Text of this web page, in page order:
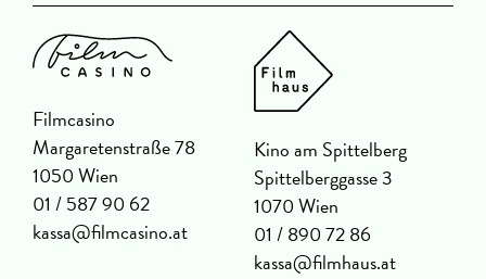
Filmcasino
Margaretenstraße 78
1050 Wien
01 / 587 90 62
kassa@filmcasino.at
Kino am Spittelberg
Spittelberggasse 3
1070 Wien
01 / 890 72 86
kassa@filmhaus.at